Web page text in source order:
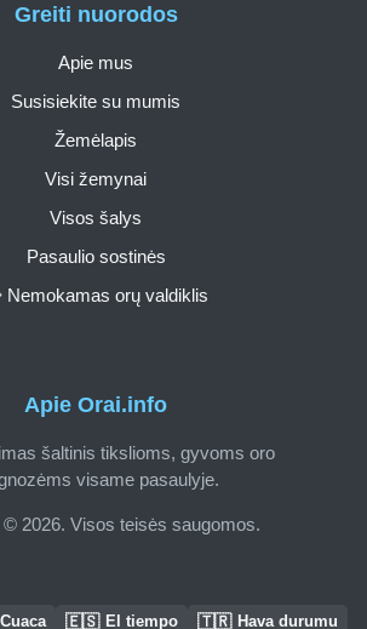
Apie Orai.info
šaltinis tikslioms, gyvoms oro
visame pasaulyje.
© 2026. Visos teisės saugomos.
Greiti nuorodos
Apie mus
Susisiekite su mumis
Žemėlapis
Visi žemynai
Visos šalys
Pasaulio sostinės
Nemokamas orų valdiklis
Cuaca 🇪🇸 El tiempo 🇹🇷 Hava durumu